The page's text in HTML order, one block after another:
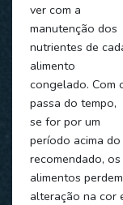
ver com a
manutenção dos
nutrientes de
alimento
congelado. Com
passa do tempo,
se for por um
período acima do
recomendado, os
alimentos
alteração na cor